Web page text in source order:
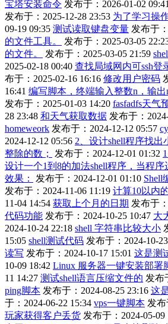
宝塔安装命令 发布于：2026-01-02 09:41
发布于：2025-12-28 23:53 为了学习操
09-19 09:35 测试读取键盘变量 发布于
的文件工具。
发布于：2025-03-05
的文件。
发布于：2025-03-05 21:59
2025-02-18 00:40 查找局域网内可ssh登
布于：2025-02-16 16:16 修改用户密码
16:41 编写脚本，终端输入整数n，输出
发布于：2025-01-03 14:20 fasfadfs天气
28 23:48 和天气获取数据 发布于：
homeweork 发布于：2024-12-12 05:57
2024-12-12 05:56 2、设计shell程序找出
整除的数；
发布于：2024-12-01 01:32
设计一个1到8的加法shell程序，当程
效果：
发布于：2024-12-01 01:10 Shell
发布于：2024-11-06 11:19 计算10以内
11-04 14:54 获取上个月的日期 发布于
代码功能 发布于：2024-10-25 10:47 大
2024-10-24 22:18 shell 字符串比较大小
15:05 shell测试代码 发布于：2024-10-
读写 发布于：2024-10-17 15:01 这是测
10-09 18:42 Linux 服务器一键安装部署
11 14:27 测试shell语言压缩文件的 发布
ping脚本 发布于：2024-08-25 23:16 这
于：2024-06-22 15:34 vps一键脚本 发布
玩家获得客户丢货 发布于：2024-05-09